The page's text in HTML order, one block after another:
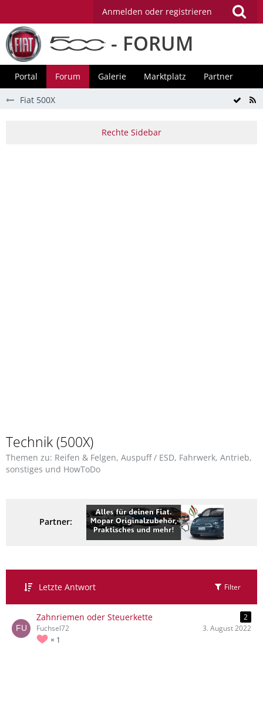
Anmelden oder registrieren
- FORUM
Portal Forum Galerie Marktplatz Partner
Fiat 500X
Technik (500X)
Themen zu: Reifen & Felgen, Auspuff / ESD, Fahrwerk, Antrieb,
sonstiges und HowToDo
Partner:
Letzte Antwort Filter
Zahnriemen oder Steuerkette 2
1
Fuchsel72 3. August 2022